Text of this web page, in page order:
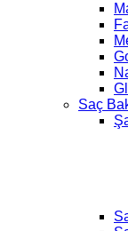
Saç